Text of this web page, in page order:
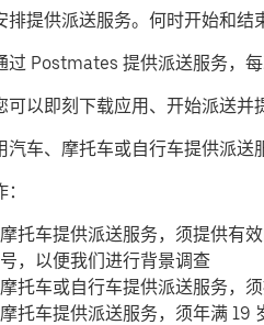
提供派送服务。 何时开始和结
过 Postmates 提供派送服务，
可以即刻下载应用、开始派送并
汽车、摩托车或自行车提供派送
托车提供派送服务，须提供有
，以便我们进行背景调查
托车或自行车提供派送服务，
托车提供派送服务，须年满 19